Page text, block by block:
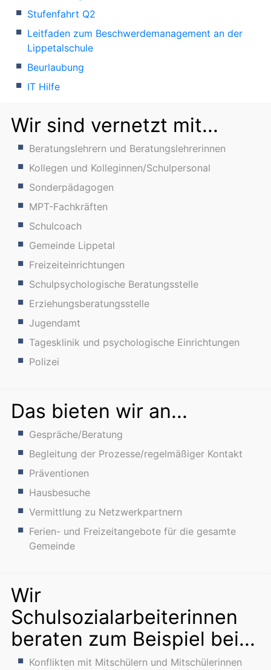
Stufenfahrt Q2
Leitfaden zum Beschwerdemanagement an der
Lippetalschule
Beurlaubung
IT Hilfe
Wir sind vernetzt mit...
Beratungslehrern und Beratungslehrerinnen
Kollegen und Kolleginnen/Schulpersonal
Sonderpädagogen
MPT-Fachkräften
Schulcoach
Gemeinde Lippetal
Freizeiteinrichtungen
Schulpsychologische Beratungsstelle
Erziehungsberatungsstelle
Jugendamt
Tagesklinik und psychologische Einrichtungen
Polizei
Das bieten wir an...
Gespräche/Beratung
Begleitung der Prozesse/regelmäßiger Kontakt
Präventionen
Hausbesuche
Vermittlung zu Netzwerkpartnern
Ferien- und Freizeitangebote für die gesamte
Gemeinde
Wir
Schulsozialarbeiterinnen
beraten zum Beispiel bei...
Konflikten mit Mitschülern und Mitschülerinnen